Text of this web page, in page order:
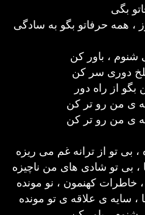
، باور کن
دوری سر کن
بگو از راه دور
ی من رو تر کن
ی من رو تر کن
، بی‌ تو از ترانه غم می ریزه
، بی‌ تو شادی های من ناچیزه
خاطرات کهنمون ، نو مونده
، سایه ی علاقه ی تو مونده